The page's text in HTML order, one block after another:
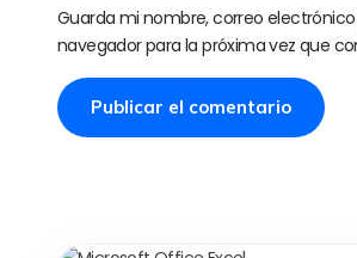
Guarda mi nombre, correo
navegador para la próxima vez que